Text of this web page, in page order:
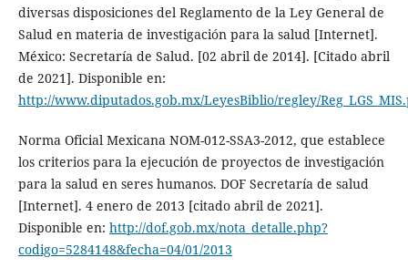
diversas disposiciones del Reglamento de la Ley General de
Salud en materia de investigación para la salud [Internet].
México: Secretaría de Salud. [02 abril de 2014]. [Citado abril
de 2021]. Disponible en:
http://www.diputados.gob.mx/LeyesBiblio/regley/
Norma Oficial Mexicana NOM-012-SSA3-2012, que establece
los criterios para la ejecución de proyectos de investigación
para la salud en seres humanos. DOF Secretaría de salud
[Internet]. 4 enero de 2013 [citado abril de 2021].
Disponible en: http://dof.gob.mx/nota_detalle.php?
codigo=5284148&fecha=04/01/2013